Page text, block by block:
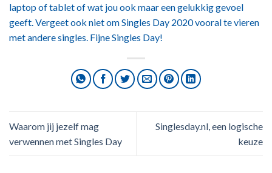
laptop of tablet of wat jou ook maar een gelukkig gevoel
geeft. Vergeet ook niet om Singles Day 2020 vooral te vieren
met andere singles. Fijne Singles Day!
Waarom jij jezelf mag
verwennen met Singles Day
Singlesday.nl, een logische
keuze